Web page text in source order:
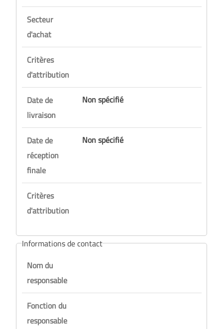
Secteur
d'achat
Critères
d'attribution
Date de
livraison
Non spécifié
Date de
réception
finale
Non spécifié
Critères
d'attribution
Informations de contact
Nom du
responsable
Fonction du
responsable